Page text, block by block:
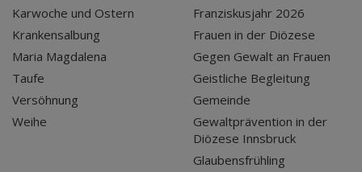
Karwoche und Ostern
Krankensalbung
Maria Magdalena
Taufe
Versöhnung
Weihe
Franziskusjahr 2026
Frauen in der Diözese
Gegen Gewalt an Frauen
Geistliche Begleitung
Gemeinde
Gewaltprävention in der
Diözese Innsbruck
Glaubensfrühling